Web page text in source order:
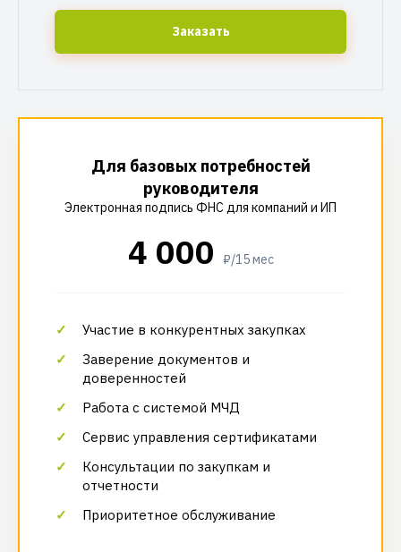
Заказать
Для базовых потребностей
руководителя
Электронная подпись ФНС для компаний и ИП
4 000 ₽/15 мес
Участие в конкурентных закупках
Заверение документов и
доверенностей
Работа с системой МЧД
Сервис управления сертификатами
Консультации по закупкам и
отчетности
Приоритетное обслуживание